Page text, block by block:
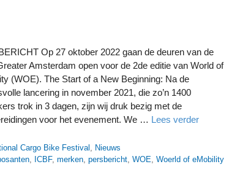
Op 27 oktober 2022 gaan de deuren van de
Amsterdam open voor de 2de editie van World of
(WOE). The Start of a New Beginning: Na de
lancering in november 2021, die zo’n 1400
trok in 3 dagen, zijn wij druk bezig met de
voor het evenement. We … Lees verder
Cargo Bike Festival, Nieuws
, ICBF,merken,persbericht,WOE,Woerld of eMobility